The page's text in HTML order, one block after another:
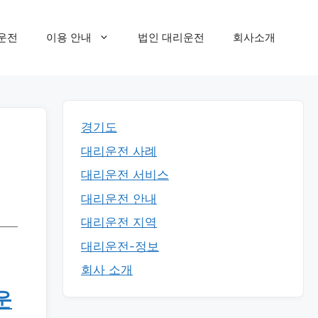
전 이용 안내 법인 대리운전 회사소개
경기도
대리운전 사례
대리운전 서비스
대리운전 안내
대리운전 지역
대리운전-정보
회사 소개